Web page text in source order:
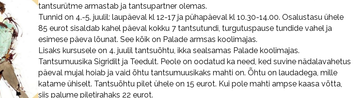
tantsurütme armastab ja tantsupartner olemas.
Tunnid on 4.-5. juulil: laupäeval kl 12-17 ja pühapäeval kl 10.30-14.00. Osalustasu ühele
85 eurot sisaldab kahel päeval kokku 7 tantsutundi, turgutuspause tundide vahel ja
esimese päeva lõunat. See kõik on Palade armsas koolimajas.
Lisaks kursusele on 4. juulil tantsuõhtu, ikka sealsamas Palade koolimajas.
Tantsumuusika Sigridilt ja Teedult. Peole on oodatud ka need, ked suvine nädalavahetus
päeval mujal hoiab ja vaid õhtu tantsumuusikaks mahti on. Õhtu on laudadega, mille
katame ühiselt. Tantsuõhtu pilet ühele on 15 eurot. Kui pole mahti ampse kaasa võtta,
siis palume piletirahaks 22 eurot.